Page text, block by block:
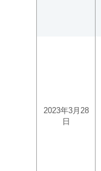
2023年3月28
日